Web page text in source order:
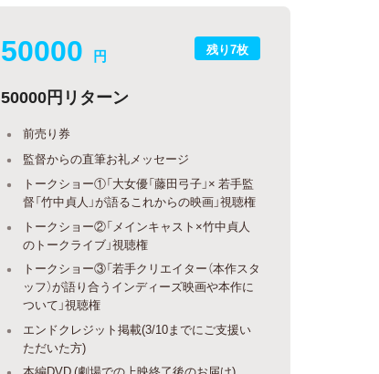
残り7枚
50000 円
50000円リターン
前売り券
監督からの直筆お礼メッセージ
トークショー①「大女優「藤田弓子」× 若手監
督「竹中貞人」が語るこれからの映画」視聴権
トークショー②「メインキャスト×竹中貞人
のトークライブ」視聴権
トークショー③「若手クリエイター（本作スタ
ッフ）が語り合うインディーズ映画や本作に
ついて」視聴権
エンドクレジット掲載(3/10までにご支援い
ただいた方)